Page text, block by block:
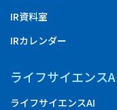
IR資料室
IRカレンダー
ライフサイエンス
ライフサイエンスAI